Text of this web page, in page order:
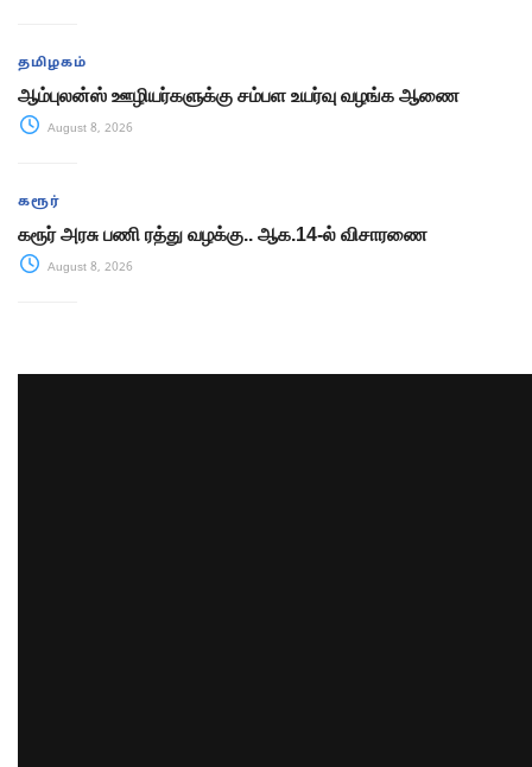
தமிழகம்
ஆம்புலன்ஸ் ஊழியர்களுக்கு சம்பள உயர்வு வழங்க ஆணை
August 8, 2026
கரூர்
கரூர் அரசு பணி ரத்து வழக்கு.. ஆக.14-ல் விசாரணை
August 8, 2026